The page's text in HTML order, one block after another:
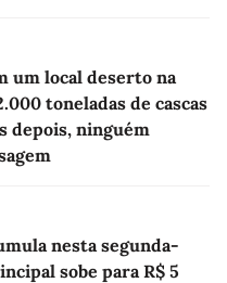
um local deserto na
toneladas de cascas
depois, ninguém
nesta segunda-
sobe para R$ 5